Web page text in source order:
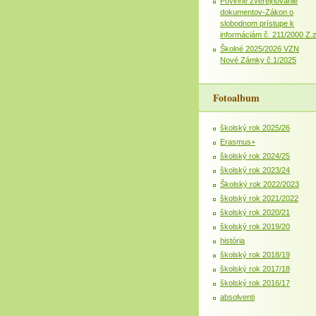
dokumentov-Zákon o
slobodnom prístupe k
informáciám č. 211/2000 Z.z
Školné 2025/2026 VZN
Nové Zámky č.1/2025
Fotoalbum
školský rok 2025/26
Erasmus+
školský rok 2024/25
školský rok 2023/24
Školský rok 2022/2023
školský rok 2021/2022
školský rok 2020/21
školský rok 2019/20
história
školský rok 2018/19
školský rok 2017/18
školský rok 2016/17
absolventi